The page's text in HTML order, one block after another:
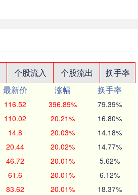
个股流入 个股流出
换手率
最新价 涨幅
换手率
116.52 396.89% 79.39%
110.02 20.21% 16.80%
14.8 20.03% 14.18%
20.44 20.02% 14.77%
46.72 20.01% 5.62%
61.6 20.01% 6.12%
83.62 20.01% 18.37%